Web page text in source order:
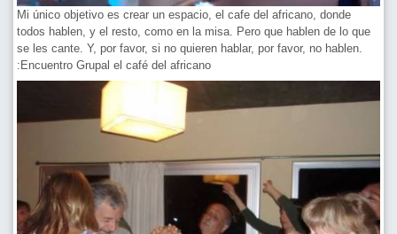
Mi único objetivo es crear un espacio, el cafe del africano, donde
todos hablen, y el resto, como en la misa. Pero que hablen de lo que
se les cante. Y, por favor, si no quieren hablar, por favor, no hablen.
:Encuentro Grupal el café del africano